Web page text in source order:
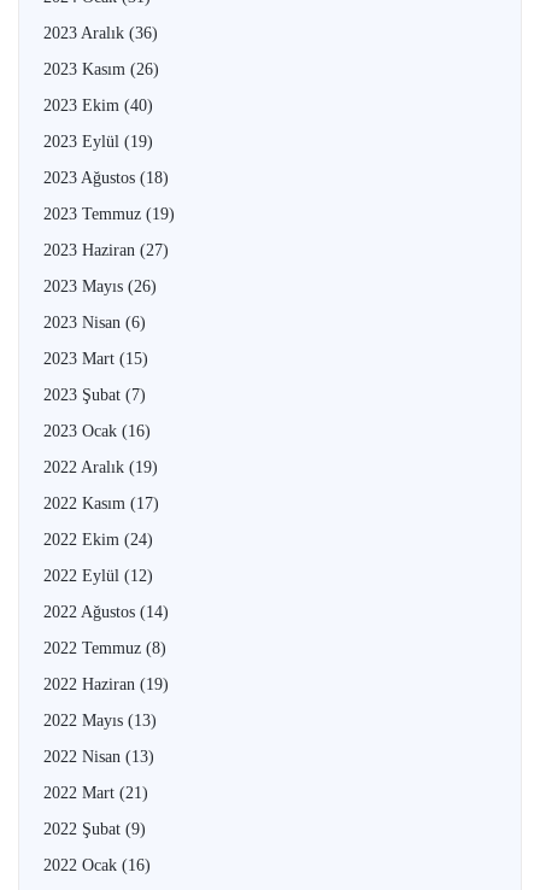
2023 Aralık (36)
2023 Kasım (26)
2023 Ekim (40)
2023 Eylül (19)
2023 Ağustos (18)
2023 Temmuz (19)
2023 Haziran (27)
2023 Mayıs (26)
2023 Nisan (6)
2023 Mart (15)
2023 Şubat (7)
2023 Ocak (16)
2022 Aralık (19)
2022 Kasım (17)
2022 Ekim (24)
2022 Eylül (12)
2022 Ağustos (14)
2022 Temmuz (8)
2022 Haziran (19)
2022 Mayıs (13)
2022 Nisan (13)
2022 Mart (21)
2022 Şubat (9)
2022 Ocak (16)